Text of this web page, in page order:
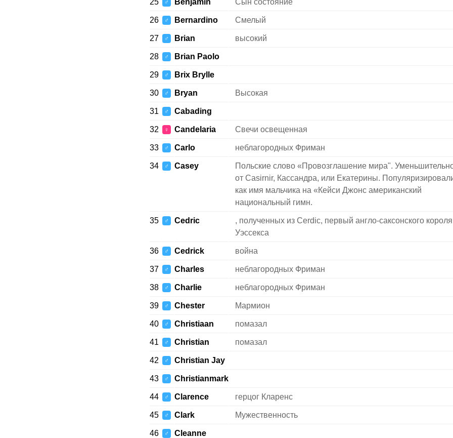
25 ♂ Benjamin Сын состояние
26 ♂ Bernardino Смелый
27 ♂ Brian высокий
28 ♂ Brian Paolo
29 ♂ Brix Brylle
30 ♂ Bryan Высокая
31 ♂ Cabading
32 ♀ Candelaria Свечи освещенная
33 ♂ Carlo неблагородных Фриман
34 ♂ Casey
Польские слово «Провозглашение мира".
от Casirnir, Кассандра, или Екатерины.
как имя мальчика на «Кейси Джонс американский
национальный гимн.
35 ♂ Cedric
, полученных из Cerdic, первый англо-саксонского короля
Уэссекса
36 ♂ Cedrick война
37 ♂ Charles неблагородных Фриман
38 ♂ Charlie неблагородных Фриман
39 ♂ Chester Мармион
40 ♂ Christiaan помазал
41 ♂ Christian помазал
42 ♂ Christian Jay
43 ♂ Christianmark
44 ♂ Clarence герцог Кларенс
45 ♂ Clark Мужественность
46 ♂ Cleanne